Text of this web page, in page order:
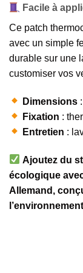
Facile à
Ce patch
avec un simple
durable sur une
customiser vos
Dimensions
Fixation :
Entretien :
Ajoutez du
écologique
Allemand,